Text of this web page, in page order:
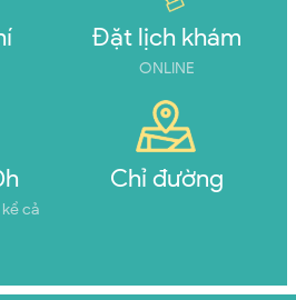
Đặt lịch khám
ONLINE
cả
Chỉ đường